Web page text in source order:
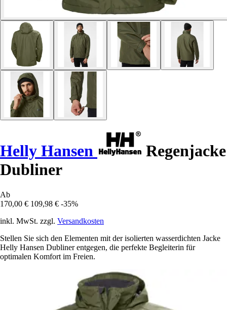
Helly Hansen
Regenjacke
Dubliner
Ab
170,00 € 109,98 € -35%
inkl. MwSt. zzgl. Versandkosten
Stellen Sie sich den Elementen mit der isolierten wasserdichten Jacke
Helly Hansen Dubliner entgegen, die perfekte Begleiterin für
optimalen Komfort im Freien.